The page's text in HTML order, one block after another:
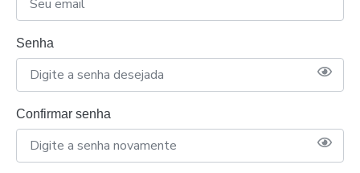
Senha
Confirmar senha